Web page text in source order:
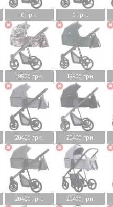
0 грн. 0 грн.
19900 грн. 19900 грн.
20400 грн. 20400 грн.
20400 грн. 20400 грн.